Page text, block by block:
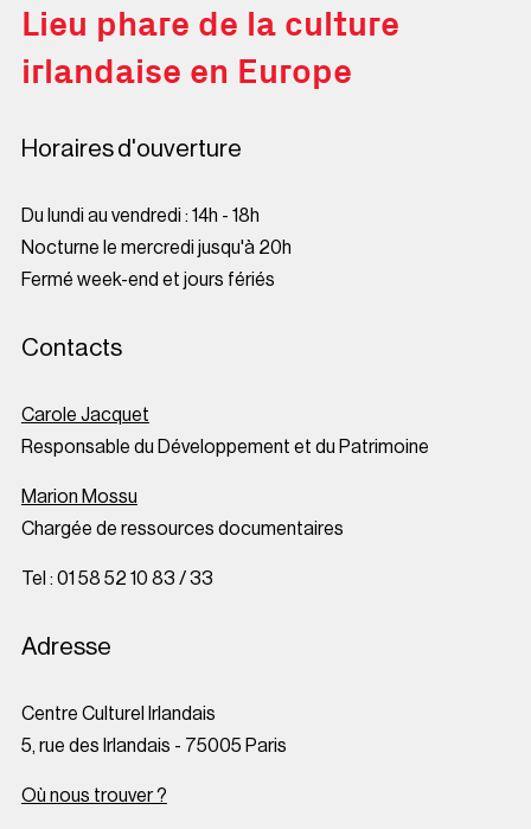
Lieu phare de la culture
irlandaise en Europe
Horaires d'ouverture
Du lundi au vendredi : 14h - 18h
Nocturne le mercredi jusqu'à 20h
Fermé week-end et jours fériés
Contacts
Carole Jacquet
Responsable du Développement et du Patrimoine
Marion Mossu
Chargée de ressources documentaires
Tel : 01 58 52 10 83 / 33
Adresse
Centre Culturel Irlandais
5, rue des Irlandais - 75005 Paris
Où nous trouver ?